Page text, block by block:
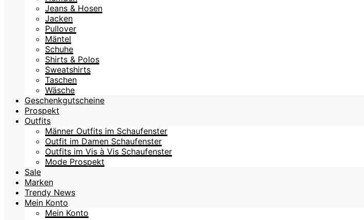
Jeans & Hosen
Jacken
Pullover
Mäntel
Schuhe
Shirts & Polos
Sweatshirts
Taschen
Wäsche
Geschenkgutscheine
Prospekt
Outfits
Männer Outfits im Schaufenster
Outfit im Damen Schaufenster
Outfits im Vis à Vis Schaufenster
Mode Prospekt
Sale
Marken
Trendy News
Mein Konto
Mein Konto